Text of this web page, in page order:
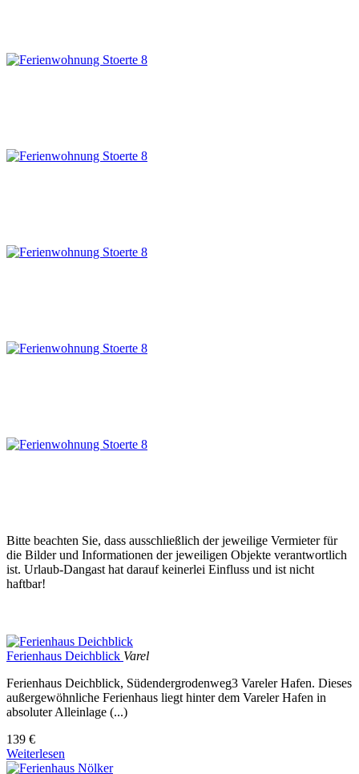
Bitte beachten Sie, dass ausschließlich der jeweilige Vermieter für
die Bilder und Informationen der jeweiligen Objekte verantwortlich
ist. Urlaub-Dangast hat darauf keinerlei Einfluss und ist nicht
haftbar!
Ferienhaus Deichblick Varel
Ferienhaus Deichblick, Südendergrodenweg3 Vareler Hafen. Dieses
außergewöhnliche Ferienhaus liegt hinter dem Vareler Hafen in
absoluter Alleinlage (...)
139 €
Weiterlesen